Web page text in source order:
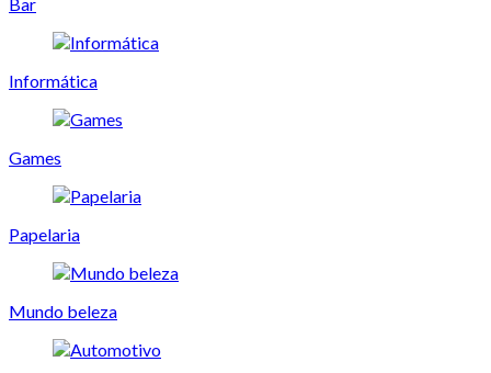
Informática
Games
Papelaria
Mundo beleza